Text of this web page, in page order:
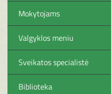
Mokytojams
Valgyklos meniu
Sveikatos specialistė
Biblioteka